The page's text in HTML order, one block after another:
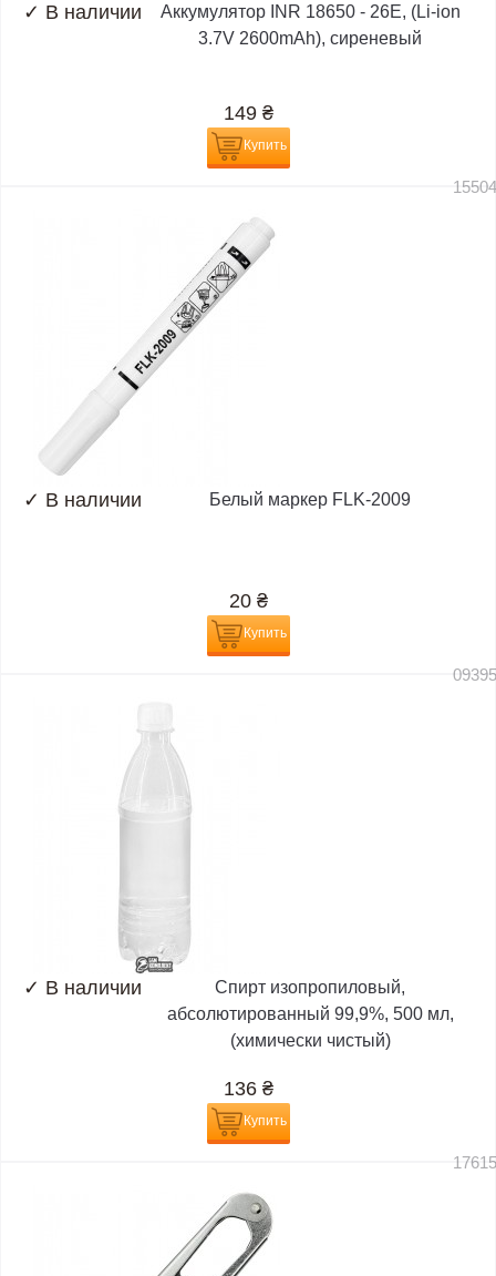
✓ В наличии
Аккумулятор INR 18650 - 26E, (Li-ion
3.7V 2600mAh), сиреневый
149 ₴
Купить
✓ В наличии Белый маркер FLK-2009
20 ₴
Купить
✓ В наличии
Спирт изопропиловый,
абсолютированный 99,9%, 500 мл,
(химически чистый)
136 ₴
Купить